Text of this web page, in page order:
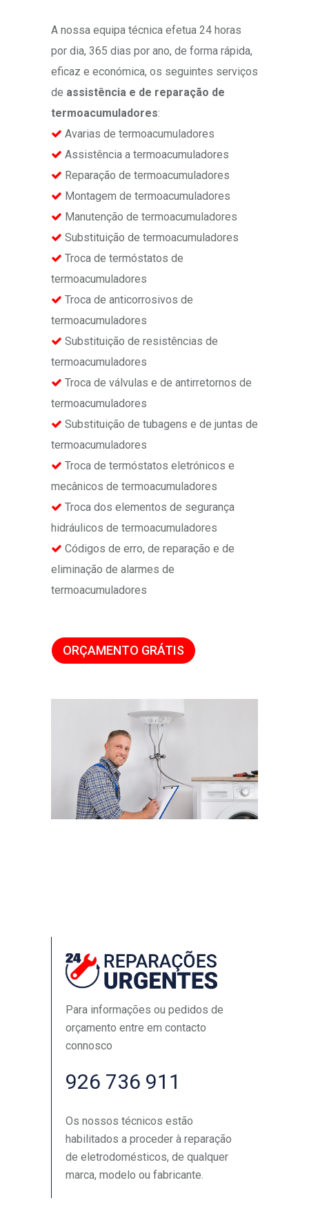
A nossa equipa técnica efetua 24 horas
por dia, 365 dias por ano, de forma rápida,
eficaz e económica, os seguintes serviços
de assistência e de reparação de
termoacumuladores:
Avarias de termoacumuladores
Assistência a termoacumuladores
Reparação de termoacumuladores
Montagem de termoacumuladores
Manutenção de termoacumuladores
Substituição de termoacumuladores
Troca de termóstatos de
termoacumuladores
Troca de anticorrosivos de
termoacumuladores
Substituição de resistências de
termoacumuladores
Troca de válvulas e de antirretornos de
termoacumuladores
Substituição de tubagens e de juntas de
termoacumuladores
Troca de termóstatos eletrónicos e
mecânicos de termoacumuladores
Troca dos elementos de segurança
hidráulicos de termoacumuladores
Códigos de erro, de reparação e de
eliminação de alarmes de
termoacumuladores
ORÇAMENTO GRÁTIS
Para informações ou pedidos de
orçamento entre em contacto
connosco
926 736 911
Os nossos técnicos estão
habilitados a proceder à reparação
de eletrodomésticos, de qualquer
marca, modelo ou fabricante.